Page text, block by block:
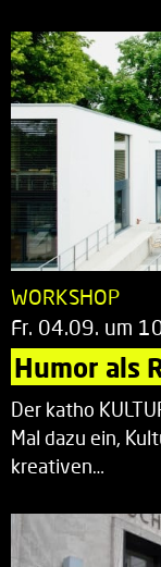
WORKSHOP
Fr. 04.09. um
Humor als
Der katho
Mal dazu ein,
kreativen…